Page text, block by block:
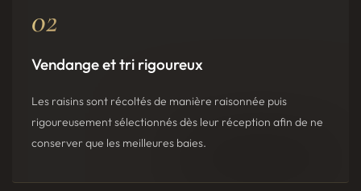
02
Vendange et tri rigoureux
Les raisins sont récoltés de manière raisonnée puis
rigoureusement sélectionnés dès leur réception afin de ne
conserver que les meilleures baies.